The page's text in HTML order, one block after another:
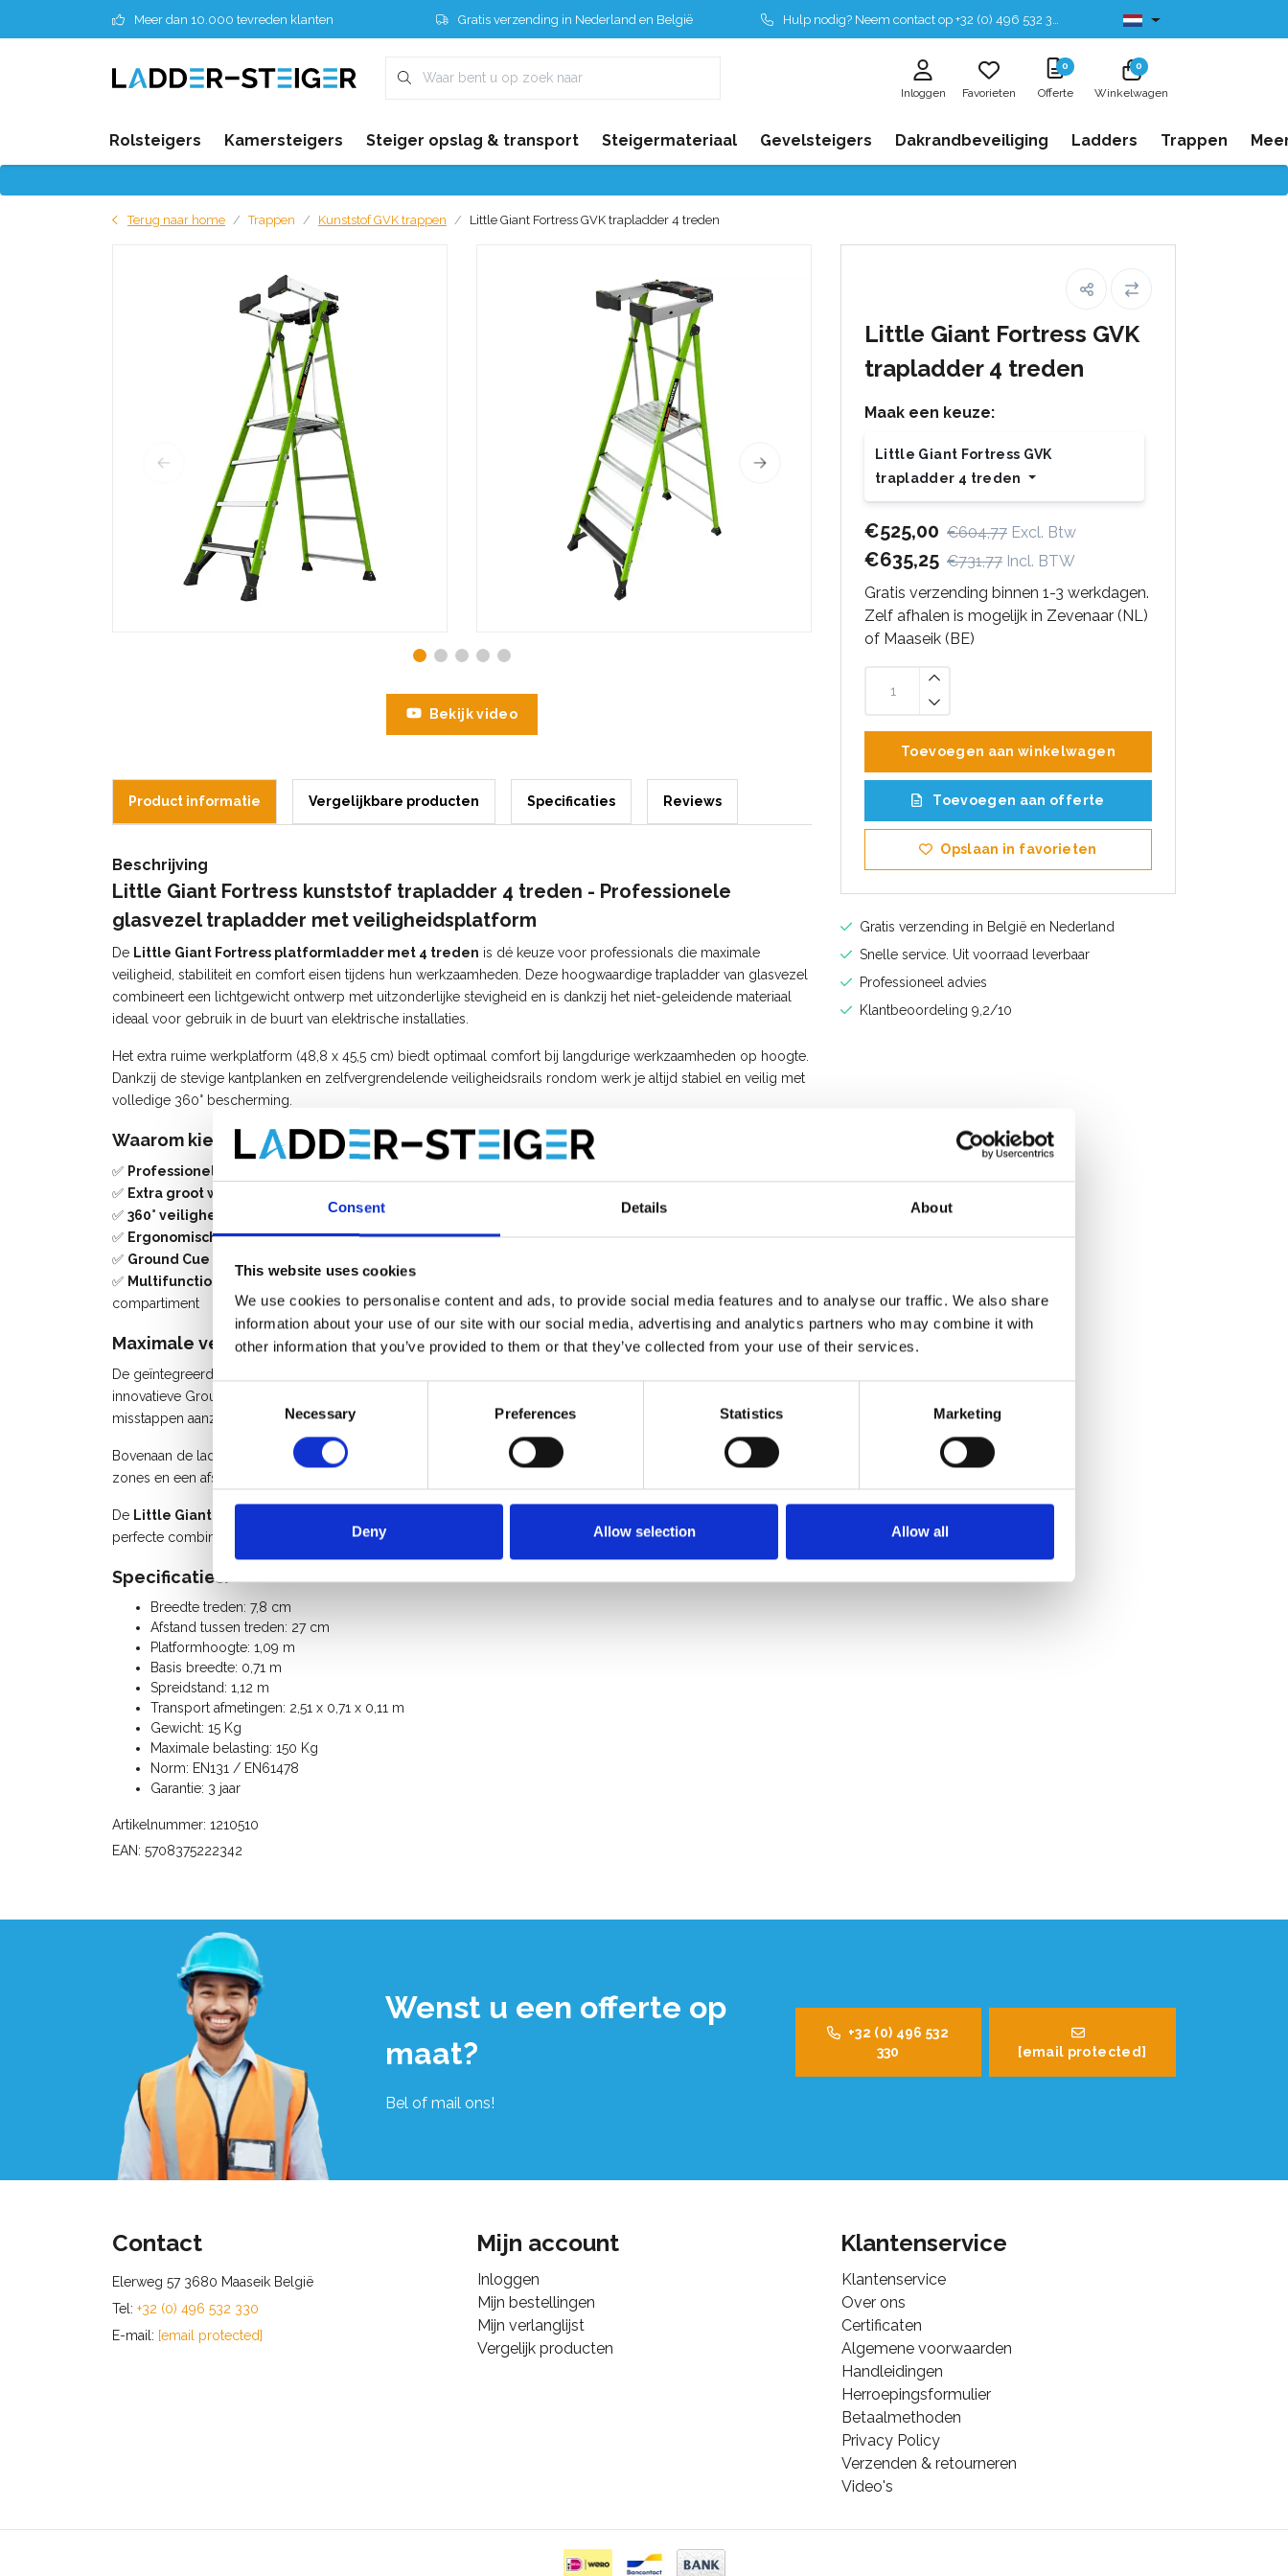
Consent Details About
This website uses cookies
We use cookies to personalise content and ads, to provide social media features and to analyse our traffic. We also share
information about your use of our site with our social media, advertising and analytics partners who may combine it with
other information that you’ve provided to them or that they’ve collected from your use of their services.
Selection
Necessary Preferences Statistics Marketing
Deny Allow selection Allow all
Meer dan 10.000 tevreden klanten Gratis verzending in Nederland en België Hulp nodig? Neem contact op +32 (0) 496 532 330 Leverbaar uit voorraad
Inloggen Favorieten
0
Offerte
0
Winkelwagen
Rolsteigers Kamersteigers Steiger opslag & transport Steigermateriaal Gevelsteigers Dakrandbeveiliging Ladders Trappen
Terug naar home Trappen Kunststof GVK trappen Little Giant Fortress GVK trapladder 4 treden
Little Giant Fortress GVK
trapladder 4 treden
Maak een keuze:
Little Giant Fortress GVK
trapladder 4 treden
€525,00 €604,77 Excl. Btw
€635,25 €731,77 Incl. BTW
Gratis verzending binnen 1-3 werkdagen.
Zelf afhalen is mogelijk in Zevenaar (NL)
of Maaseik (BE)
Toevoegen aan winkelwagen
Toevoegen aan offerte
Opslaan in favorieten
Gratis verzending in België en Nederland
Snelle service. Uit voorraad leverbaar
Professioneel advies
Klantbeoordeling 9,2/10
Bekijk video
Product informatie Vergelijkbare producten Specificaties Reviews
Beschrijving
Little Giant Fortress kunststof trapladder 4 treden - Professionele
glasvezel trapladder met veiligheidsplatform
De Little Giant Fortress platformladder met 4 treden is dé keuze voor professionals die maximale
veiligheid, stabiliteit en comfort eisen tijdens hun werkzaamheden. Deze hoogwaardige trapladder van glasvezel
combineert een lichtgewicht ontwerp met uitzonderlijke stevigheid en is dankzij het niet-geleidende materiaal
ideaal voor gebruik in de buurt van elektrische installaties.
Het extra ruime werkplatform (48,8 x 45,5 cm) biedt optimaal comfort bij langdurige werkzaamheden op hoogte.
Dankzij de stevige kantplanken en zelfvergrendelende veiligheidsrails rondom werk je altijd stabiel en veilig met
volledige 360° bescherming.
Waarom kiezen voor de Little Giant Fortress trapladder?
✅ Professionele glasvezel constructie
✅ Extra groot werkplatform
✅ 360° veiligheidsrails
– maximale bescherming tijdens werkzaamheden
✅ Ergonomische leuning– extra stabiliteit en ondersteuning
✅ Ground Cue veiligheidssysteem
✅ Multifunctionele gereedschapsbak– met opbergvakken, magnetische inkepingen en afsluitbaar
compartiment
Maximale veiligheid en gebruiksgemak
De geïntegreerde leuning zorgt voor extra ondersteuning en helpt je eenvoudig je evenwicht te bewaren. Het
innovatieve Ground Cue geluidssignaal waarschuwt wanneer je de onderste trede bereikt, waardoor het risico op
misstappen aanzienlijk wordt verminderd.
Bovenaan de ladder bevindt zich een praktische multifunctionele gereedschapshouder met gaten, magnetische
zones en een afsluitbaar middenvak. Zo heb je al je gereedschap altijd binnen handbereik en werk je efficiënter.
De Little Giant Fortress trapladder 4 treden
perfecte combinatie van veiligheid, duurzaamheid en werkcomfort.
Specificaties:
Breedte treden: 7,8 cm
Afstand tussen treden: 27 cm
Platformhoogte: 1,09 m
Basis breedte: 0,71 m
Spreidstand: 1,12 m
Transport afmetingen: 2,51 x 0,71 x 0,11 m
Gewicht: 15 Kg
Maximale belasting: 150 Kg
Norm: EN131 / EN61478
Garantie: 3 jaar
Artikelnummer: 1210510
EAN: 5708375222342
Wenst u een offerte op
maat?
Bel of mail ons!
+32 (0) 496 532
330
[email protected]
Contact
Elerweg 57 3680 Maaseik België
Tel: +32 (0) 496 532 330
E-mail: [email protected]
Mijn account
Inloggen
Mijn bestellingen
Mijn verlanglijst
Vergelijk producten
Klantenservice
Klantenservice
Over ons
Certificaten
Algemene voorwaarden
Handleidingen
Herroepingsformulier
Betaalmethoden
Privacy Policy
Verzenden & retourneren
Video's